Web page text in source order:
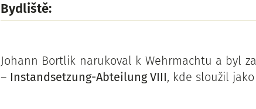
Bydliště:
Johann Bortlik narukoval k Wehrmachtu a byl
– Instandsetzung-Abteilung VIII, kde sloužil